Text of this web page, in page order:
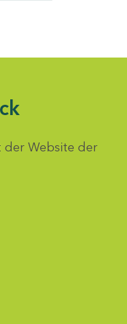
der Website der
auswählen